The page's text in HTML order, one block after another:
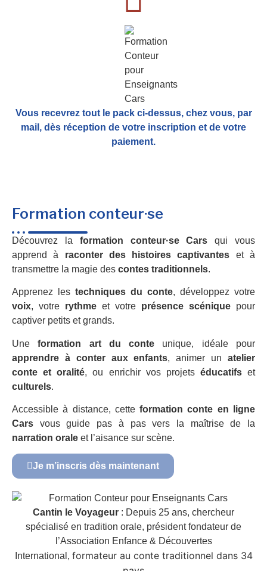
Vous recevrez tout le pack ci-dessus, chez vous, par
mail, dès réception de votre inscription et de votre
paiement.
Formation conteur·se
Découvrez la formation conteur·se Cars qui vous
apprend à raconter des histoires captivantes et à
transmettre la magie des contes traditionnels.
Apprenez les techniques du conte, développez votre
voix, votre rythme et votre présence scénique pour
captiver petits et grands.
Uneformation art du conte unique, idéale pour
apprendre à conter aux enfants, animer unatelier
conte et oralité, ou enrichir vos projets éducatifset
culturels.
Accessible à distance, cetteformation conte en ligne
Cars vous guide pas à pas vers la maîtrise de la
narration orale et l’aisance sur scène.
Je m’inscris dès maintenant
Cantin le Voyageur : Depuis 25 ans, chercheur
spécialisé en tradition orale, président fondateur de
l’Association Enfance & Découvertes
International, formateur au conte traditionnel dans 34